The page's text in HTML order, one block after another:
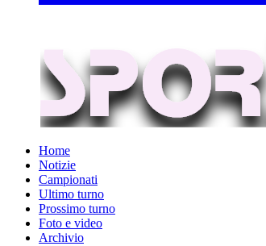
Home
Notizie
Campionati
Ultimo turno
Prossimo turno
Foto e video
Archivio